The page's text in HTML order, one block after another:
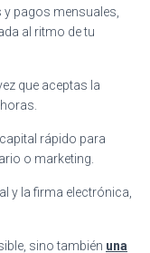
pagos mensuales,
al ritmo de tu
que aceptas la
rápido para
o marketing.
y la firma electrónica,
sino también una